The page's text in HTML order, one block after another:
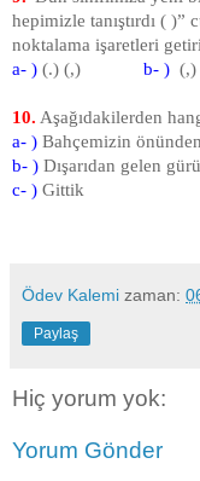
hepimizle tanıştırdı (
noktalama işaretleri
a- ) (.) (,) b- )
10. Aşağıdakilerden
a- ) Bahçemizin
b- ) Dışarıdan gelen
c- ) Gittik
Ödev Kalemi zaman:
Paylaş
Hiç yorum yok:
Yorum Gönder